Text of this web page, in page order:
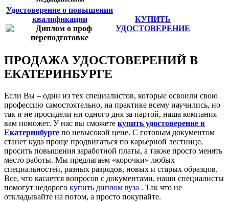
Удостоверение о повышении
квалификации
КУПИТЬ
УДОСТОВЕРЕНИЕ
ПРОДАЖА УДОСТОВЕРЕНИЙ В
ЕКАТЕРИНБУРГЕ
Если Вы – один из тех специалистов, которые освоили свою
профессию самостоятельно, на практике всему научились, но
так и не просидели ни одного дня за партой, наша компания
вам поможет. У нас вы сможете купить удостоверение в
Екатеринбурге по невысокой цене. С готовым документом
станет куда проще продвигаться по карьерной лестнице,
просить повышения заработной платы, а также просто менять
место работы. Мы предлагаем «корочки» любых
специальностей, разных разрядов, новых и старых образцов.
Все, что касается вопросов с документами, наши специалисты
помогут недорого купить диплом вуза . Так что не
откладывайте на потом, а просто покупайте.